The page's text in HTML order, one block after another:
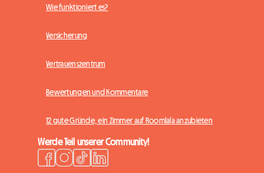
Wie funktioniert es?
Versicherung
Vertrauenszentrum
Bewertungen und Kommentare
12 gute Gründe, ein Zimmer auf Roomlala anzubieten
Werde Teil unserer Community!